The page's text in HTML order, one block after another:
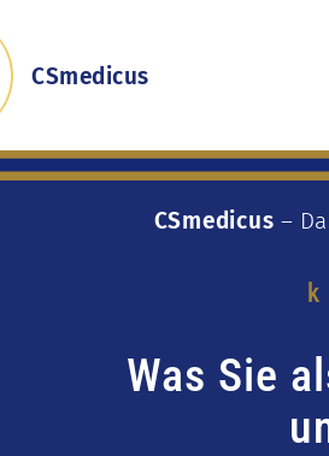
CSmedicus
CSmedicus –
Was Sie